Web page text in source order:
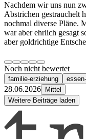
Nachdem wir uns nun
Abstrichen gestrauchelt
nochmal diverse Pläne.
war aber ehrlich gesagt
aber goldrichtige
Noch nicht bewertet
familie-erziehung
28.06.2026
Mittel
Weitere Beiträge laden